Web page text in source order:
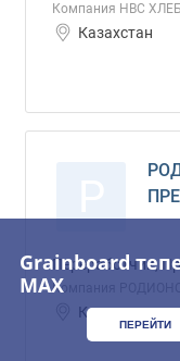
Компания НВС
Казахстан
Переработчик,
Компания
Казахстан
Grainboard
MAX
ПЕРЕЙТИ